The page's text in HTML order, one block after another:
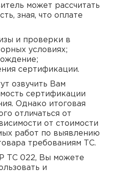
может рассчитать
зная, что оплате
и проверки в
условиях;
сертификации.
озвучить Вам
сертификации
Однако итоговая
отличаться от
от стоимости
работ по выявлению
требованиям ТС.
ТС 022, Вы можете
и